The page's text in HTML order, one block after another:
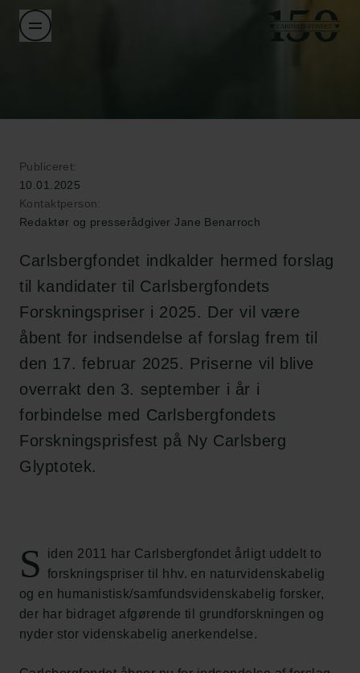
Publiceret:
10.01.2025
Kontaktperson:
Redaktør og presserådgiver Jane Benarroch
Carlsbergfondet indkalder hermed forslag
til kandidater til Carlsbergfondets
Forskningspriser i 2025. Der vil være
åbent for indsendelse af forslag frem til
den 17. februar 2025. Priserne vil blive
overrakt den 3. september i år i
forbindelse med Carlsbergfondets
Forskningsprisfest på Ny Carlsberg
Glyptotek.
S
iden 2011 har Carlsbergfondet årligt uddelt to
forskningspriser til hhv. en naturvidenskabelig
og en humanistisk/samfundsvidenskabelig forsker,
der har bidraget afgørende til grundforskningen og
nyder stor videnskabelig anerkendelse.